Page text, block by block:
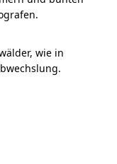
wie in